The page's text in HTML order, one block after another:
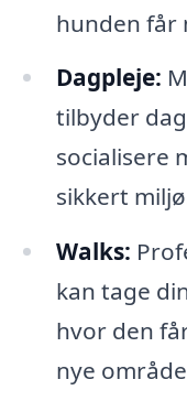
hunden får
Dagpleje:
tilbyder
socialisere
sikkert
Walks:
kan tage
hvor den
nye